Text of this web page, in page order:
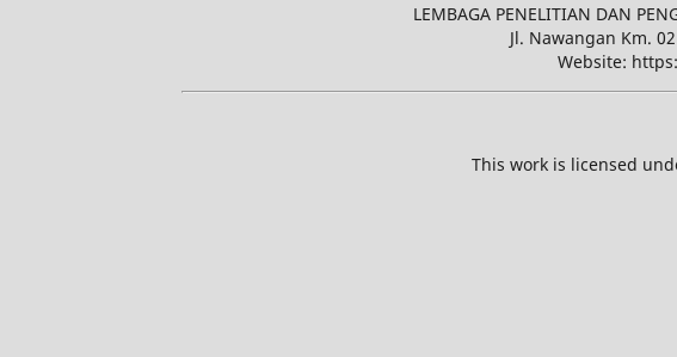
LEMBAGA PENELITIAN DAN
Jl. Nawangan Km.
Website:
This work is licensed